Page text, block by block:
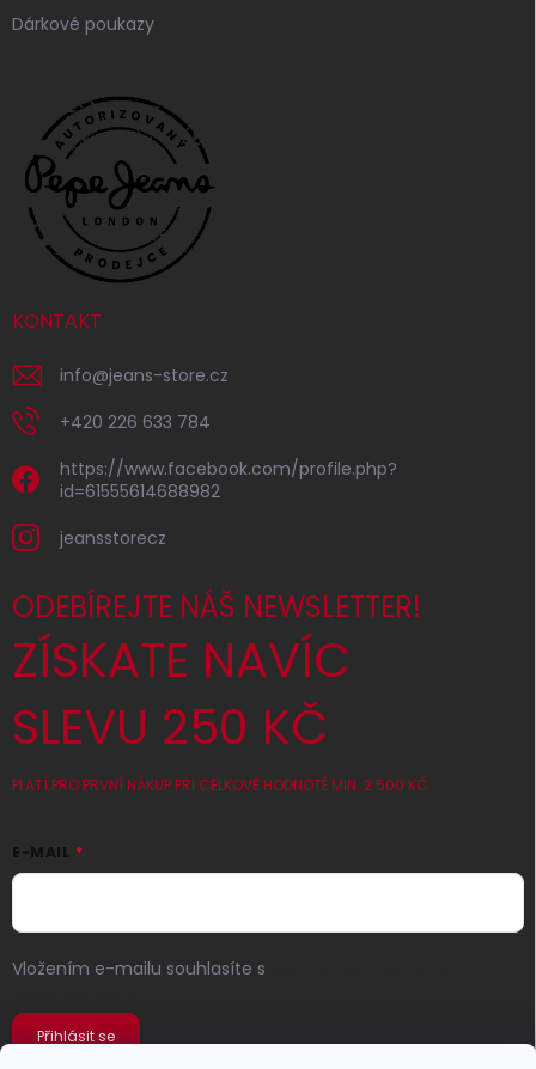
Dárkové poukazy
KONTAKT
info@jeans-store.cz
+420 226 633 784
https://www.facebook.com/profile.php?
id=61555614688982
jeansstorecz
ODEBÍREJTE NÁŠ NEWSLETTER!
ZÍSKATE NAVÍC
SLEVU 250 KČ
PLATÍ PRO PRVNÍ NÁKUP PŘI CELKOVÉ HODNOTĚ MIN. 2 500 KČ
E-MAIL
Vložením e-mailu souhlasíte s
Přihlásit se